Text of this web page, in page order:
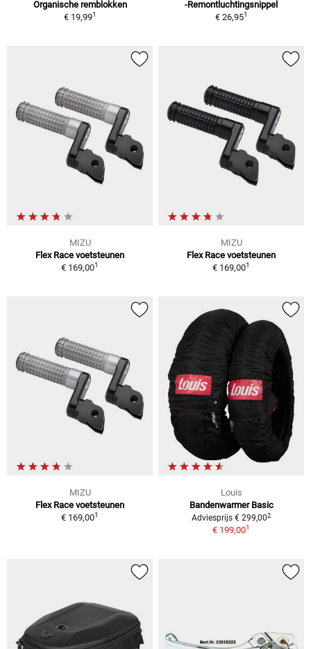
Organische remblokken
€ 19,991
-Remontluchtingsnippel
€ 26,951
MIZU
Flex Race voetsteunen
€ 169,001
MIZU
Flex Race voetsteunen
€ 169,001
MIZU
Flex Race voetsteunen
€ 169,001
Louis
Bandenwarmer Basic
Adviesprijs € 299,002
€ 199,001